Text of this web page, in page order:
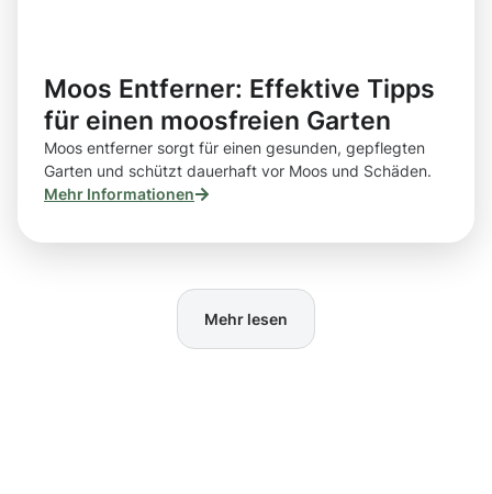
Moos Entferner: Effektive Tipps
für einen moosfreien Garten
Moos entferner sorgt für einen gesunden, gepflegten
Garten und schützt dauerhaft vor Moos und Schäden.
Mehr Informationen
Mehr lesen